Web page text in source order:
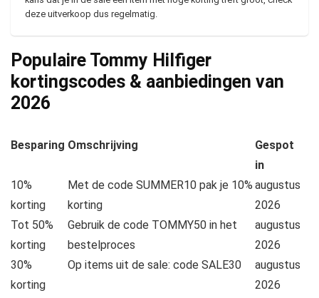
deze uitverkoop dus regelmatig.
Populaire Tommy Hilfiger
kortingscodes & aanbiedingen van
2026
Besparing Omschrijving
Gespot
in
10%
korting
Met de code SUMMER10 pak je 10%
korting
augustus
2026
Tot 50%
korting
Gebruik de code TOMMY50 in het
bestelproces
augustus
2026
30%
korting
Op items uit de sale: code SALE30
augustus
2026